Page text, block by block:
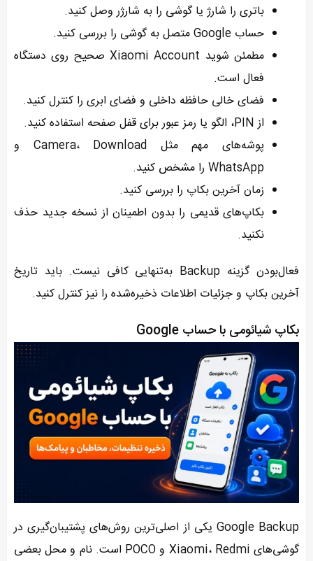
باتری را شارژ یا گوشی را به شارژر وصل کنید.
حساب Google متصل به گوشی را بررسی کنید.
مطمئن شوید Xiaomi Account صحیح روی دستگاه
فعال است.
فضای خالی حافظه داخلی و فضای ابری را کنترل کنید.
از PIN، الگو یا رمز عبور برای قفل صفحه استفاده کنید.
پوشه‌های مهم مثل Camera، Download و
WhatsApp را مشخص کنید.
زمان آخرین بکاپ را بررسی کنید.
بکاپ‌های قدیمی را بدون اطمینان از نسخه جدید حذف
نکنید.
فعال‌بودن گزینه Backup به‌تنهایی کافی نیست. باید تاریخ
آخرین بکاپ و جزئیات اطلاعات ذخیره‌شده را نیز کنترل کنید.
بکاپ شیائومی با حساب Google
Google Backup یکی از اصلی‌ترین روش‌های پشتیبان‌گیری در
گوشی‌های Xiaomi، Redmi و POCO است. نام و محل بعضی